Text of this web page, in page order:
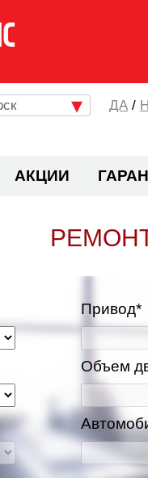
/
АКЦИИ
Привод*
Объем